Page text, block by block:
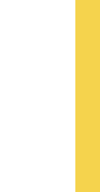
4대
업
결
이
2.
세
4장